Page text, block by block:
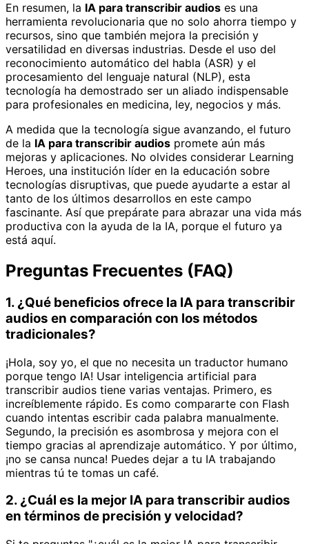
En resumen, la IA para transcribir audios es una
herramienta revolucionaria que no solo ahorra tiempo y
recursos, sino que también mejora la precisión y
versatilidad en diversas industrias. Desde el uso del
reconocimiento automático del habla (ASR) y el
procesamiento del lenguaje natural (NLP), esta
tecnología ha demostrado ser un aliado indispensable
para profesionales en medicina, ley, negocios y más.
A medida que la tecnología sigue avanzando, el futuro
de la IA para transcribir audios promete aún más
mejoras y aplicaciones. No olvides considerar Learning
Heroes, una institución líder en la educación sobre
tecnologías disruptivas, que puede ayudarte a estar al
tanto de los últimos desarrollos en este campo
fascinante. Así que prepárate para abrazar una vida más
productiva con la ayuda de la IA, porque el futuro ya
está aquí.
Preguntas Frecuentes (FAQ)
1. ¿Qué beneficios ofrece la IA para transcribir
audios en comparación con los métodos
tradicionales?
¡Hola, soy yo, el que no necesita un traductor humano
porque tengo IA! Usar inteligencia artificial para
transcribir audios tiene varias ventajas. Primero, es
increíblemente rápido. Es como compararte con Flash
cuando intentas escribir cada palabra manualmente.
Segundo, la precisión es asombrosa y mejora con el
tiempo gracias al aprendizaje automático. Y por último,
¡no se cansa nunca! Puedes dejar a tu IA trabajando
mientras tú te tomas un café.
2. ¿Cuál es la mejor IA para transcribir audios
en términos de precisión y velocidad?